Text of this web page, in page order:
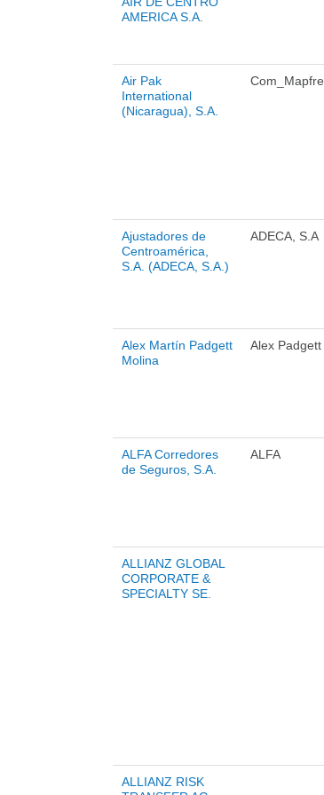
AMERICA S.A.
Air Pak
International
(Nicaragua), S.A.
Com_Mapfre
Ajustadores de
Centroamérica,
S.A. (ADECA, S.A.)
ADECA, S.A
Alex Martín Padgett
Molina
Alex Padgett
ALFA Corredores
de Seguros, S.A.
ALFA
ALLIANZ GLOBAL
CORPORATE &
SPECIALTY SE.
ALLIANZ RISK